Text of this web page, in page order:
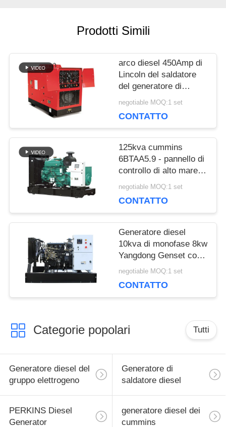
PRIVACY
POLICY
Prodotti Simili
arco diesel 450Amp di
Lincoln del saldatore
del generatore di
Genset dell'unità della
motore di 400Amp
negotiable MOQ:1 set
CONTATTO
125kva cummins
6BTAA5.9 - pannello di
controllo di alto mare
diesel di prezzi 100kw
Genset del motore G2
negotiable MOQ:1 set
CONTATTO
Generatore diesel
10kva di monofase 8kw
Yangdong Genset con
il motore 220Volt di
negotiable MOQ:1 set
CONTATTO
Categorie popolari Tutti
Generatore diesel del
gruppo elettrogeno
Generatore di
saldatore diesel
PERKINS Diesel
Generator
generatore diesel dei
cummins